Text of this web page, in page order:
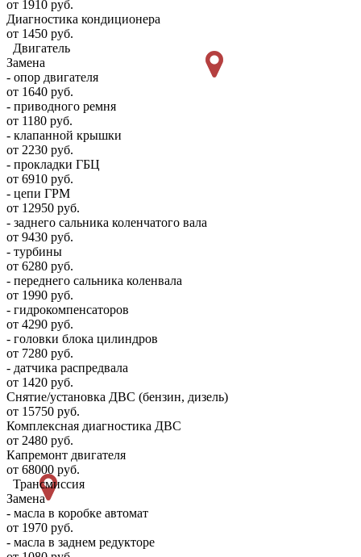
от 1910 руб.
Диагностика кондиционера
от 1450 руб.
Двигатель
Замена
- опор двигателя
от 1640 руб.
- приводного ремня
от 1180 руб.
- клапанной крышки
от 2230 руб.
- прокладки ГБЦ
от 6910 руб.
- цепи ГРМ
от 12950 руб.
- заднего сальника коленчатого вала
от 9430 руб.
- турбины
от 6280 руб.
- переднего сальника коленвала
от 1990 руб.
- гидрокомпенсаторов
от 4290 руб.
- головки блока цилиндров
от 7280 руб.
- датчика распредвала
от 1420 руб.
Снятие/установка ДВС (бензин, дизель)
от 15750 руб.
Комплексная диагностика ДВС
от 2480 руб.
Капремонт двигателя
от 68000 руб.
Трансмиссия
Замена
- масла в коробке автомат
от 1970 руб.
- масла в заднем редукторе